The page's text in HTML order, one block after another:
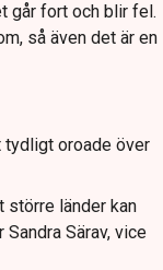
går fort och blir fel.
så även det är en
tydligt oroade över
större länder kan
Särav, vice